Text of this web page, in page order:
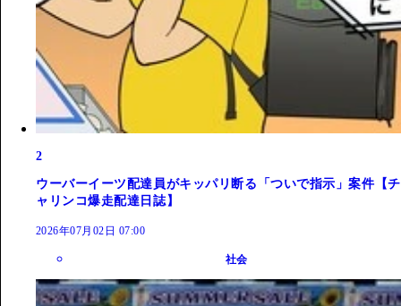
2
ウーバーイーツ配達員がキッパリ断る「ついで指示」案件【チ
ャリンコ爆走配達日誌】
2026年07月02日 07:00
社会